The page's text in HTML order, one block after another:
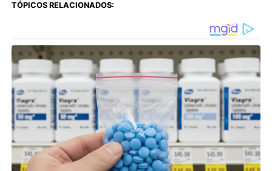
TÓPICOS RELACIONADOS: